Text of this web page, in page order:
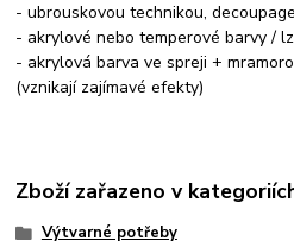
- ubrouskovou technikou, decoupage
- akrylové nebo temperové barvy /
- akrylová barva ve spreji +
(vznikají zajímavé efekty)
Zboží zařazeno v
Výtvarné potřeby